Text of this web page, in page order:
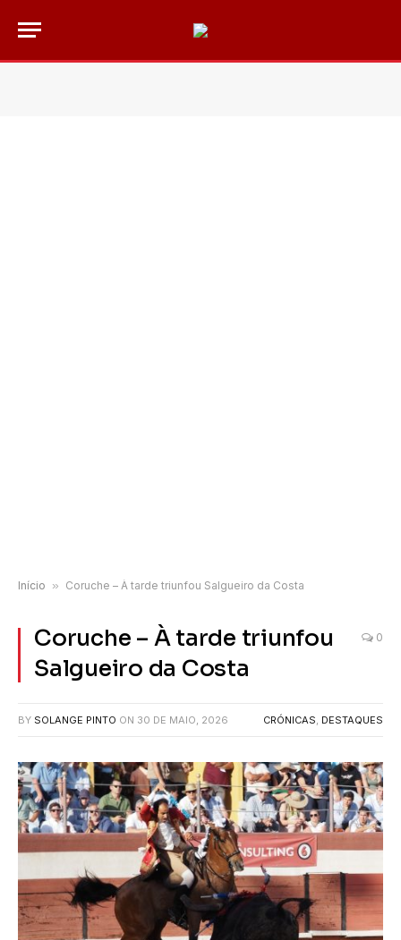
Início » Coruche – À tarde triunfou Salgueiro da Costa
Coruche – À tarde triunfou
Salgueiro da Costa
0
BY SOLANGE PINTO ON 30 DE MAIO, 2026 CRÓNICAS, DESTAQUES